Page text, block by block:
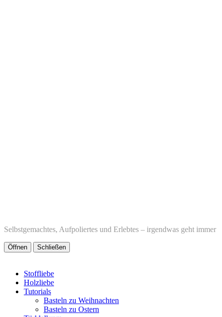
Selbstgemachtes, Aufpoliertes und Erlebtes – irgendwas geht immer
Öffnen Schließen
Stoffliebe
Holzliebe
Tutorials
Basteln zu Weihnachten
Basteln zu Ostern